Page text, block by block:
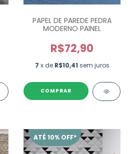
PAPEL DE PAREDE PEDRA
MODERNO PAINEL
R$72,90
7 x de R$10,41 sem juros
ATÉ 10% OFF*